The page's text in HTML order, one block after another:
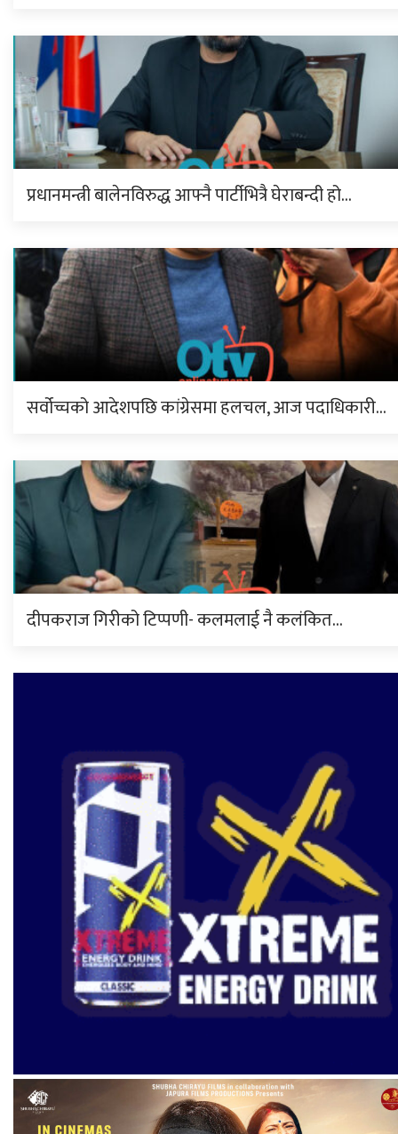
प्रधानमन्त्री बालेनविरुद्ध आफ्नै पार्टीभित्रै घेराबन्दी हो…
सर्वोच्चको आदेशपछि कांग्रेसमा हलचल, आज पदाधिकारी…
दीपकराज गिरीको टिप्पणी- कलमलाई नै कलंकित…